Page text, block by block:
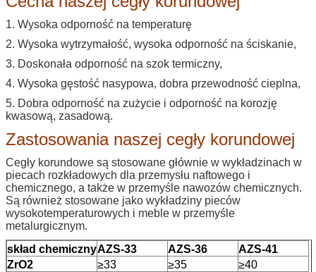
1. Wysoka odporność na temperaturę
2. Wysoka wytrzymałość, wysoka odporność na ściskanie,
3. Doskonała odporność na szok termiczny,
4. Wysoka gęstość nasypowa, dobra przewodność cieplna,
5. Dobra odporność na zużycie i odporność na korozję
kwasową, zasadową.
Zastosowania naszej cegły korundowej
Cegły korundowe są stosowane głównie w wykładzinach w
piecach rozkładowych dla przemysłu naftowego i
chemicznego, a także w przemyśle nawozów chemicznych.
Są również stosowane jako wykładziny pieców
wysokotemperaturowych i meble w przemyśle
metalurgicznym.
skład chemicznyAZS-33 AZS-36
AZS-41
ZrO2
≥33 ≥35 ≥40